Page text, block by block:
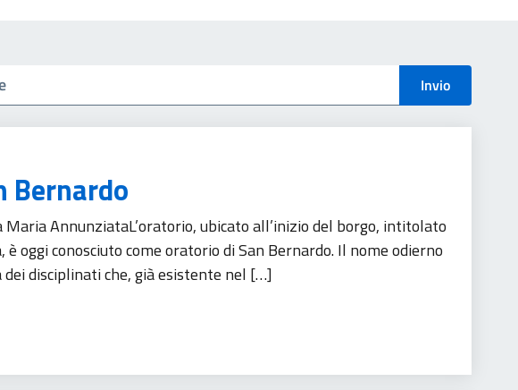
Invio
Bernardo
AnnunziataL’oratorio, ubicato all’inizio del borgo, intitolato
oggi conosciuto come oratorio di San Bernardo. Il nome odierno
disciplinati che, già esistente nel […]